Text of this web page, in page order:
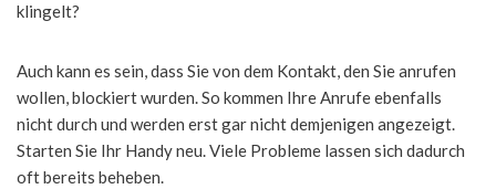
klingelt?
Auch kann es sein, dass Sie von dem Kontakt, den Sie anrufen
wollen, blockiert wurden. So kommen Ihre Anrufe ebenfalls
nicht durch und werden erst gar nicht demjenigen angezeigt.
Starten Sie Ihr Handy neu. Viele Probleme lassen sich dadurch
oft bereits beheben.